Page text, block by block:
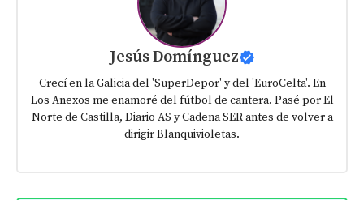
Jesús Domínguez
Crecí en la Galicia del 'SuperDepor' y del 'EuroCelta'. En
Los Anexos me enamoré del fútbol de cantera. Pasé por El
Norte de Castilla, Diario AS y Cadena SER antes de volver a
dirigir Blanquivioletas.